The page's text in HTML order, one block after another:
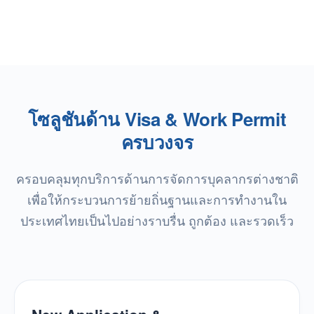
โซลูชันด้าน Visa & Work Permit
ครบวงจร
ครอบคลุมทุกบริการด้านการจัดการบุคลากรต่างชาติ
เพื่อให้กระบวนการย้ายถิ่นฐานและการทำงานใน
ประเทศไทยเป็นไปอย่างราบรื่น ถูกต้อง และรวดเร็ว